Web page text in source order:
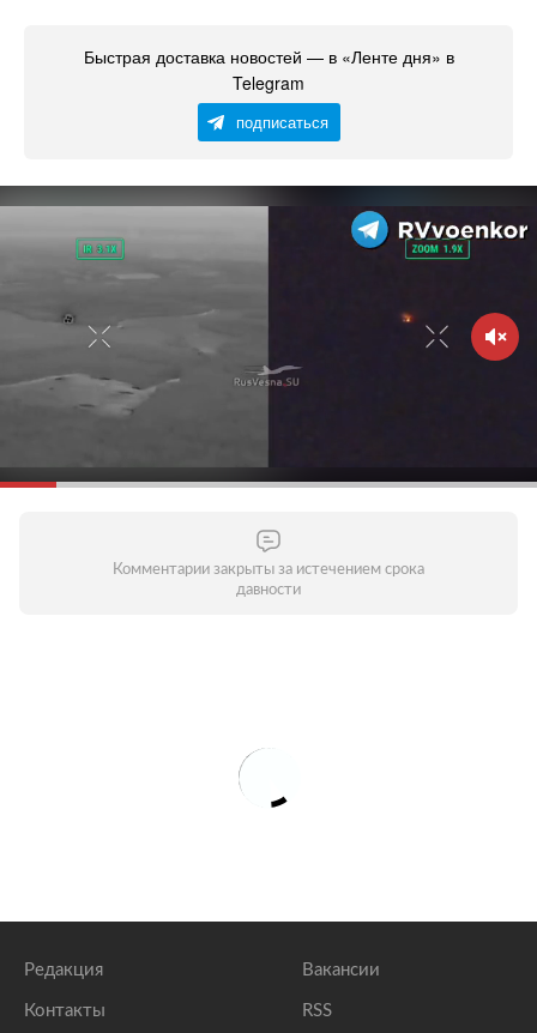
Быстрая доставка новостей — в «Ленте дня» в
Telegram
подписаться
Комментарии закрыты за истечением срока
давности
Редакция
Контакты
Вакансии
RSS